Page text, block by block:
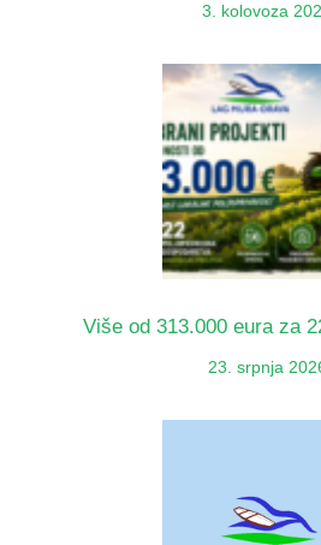
3. kolovoza
Više od 313.000 eura za
23. srpnja